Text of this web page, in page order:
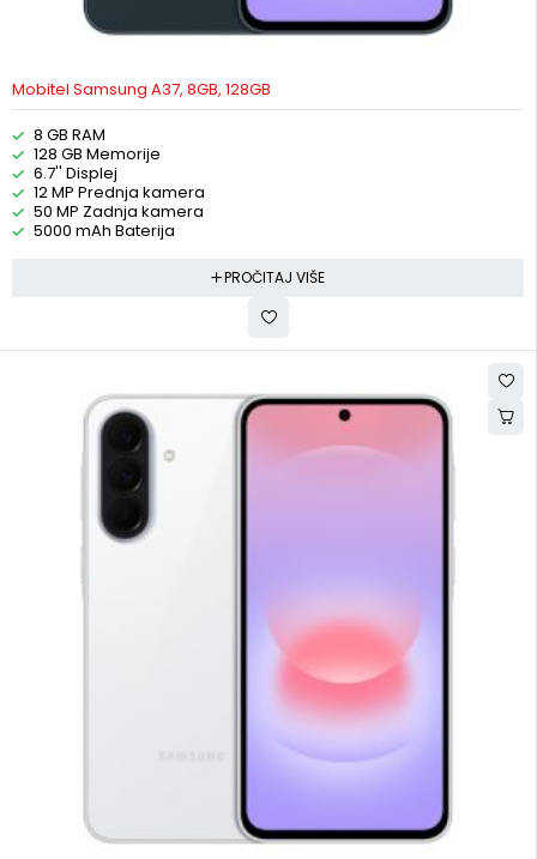
Mobitel Samsung A37, 8GB, 128GB
8 GB RAM
128 GB Memorije
6.7'' Displej
12 MP Prednja kamera
50 MP Zadnja kamera
5000 mAh Baterija
PROČITAJ VIŠE